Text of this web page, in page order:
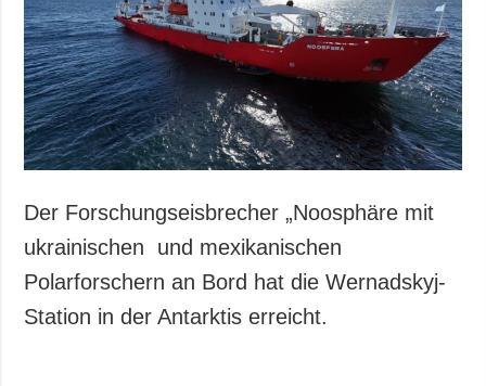
Der Forschungseisbrecher „Noosphäre mit
ukrainischen und mexikanischen
Polarforschern an Bord hat die Wernadskyj-
Station in der Antarktis erreicht.